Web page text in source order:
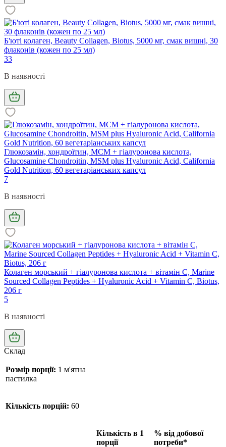
Б'юті колаген, Beauty Collagen, Biotus, 5000 мг, смак вишні, 30
флаконів (кожен по 25 мл)
33
В наявності
Глюкозамін, хондроїтин, МСМ + гіалуронова кислота,
Glucosamine Chondroitin, MSM plus Hyaluronic Acid, California
Gold Nutrition, 60 вегетаріанських капсул
7
В наявності
Колаген морський + гіалуронова кислота + вітамін C, Marine
Sourced Collagen Peptides + Hyaluronic Acid + Vitamin C, Biotus,
206 г
5
В наявності
Склад
Розмір порції: 1 м'ятна
пастилка
Кількість порцій: 60
Кількість в 1
порції
% від добової
потреби*